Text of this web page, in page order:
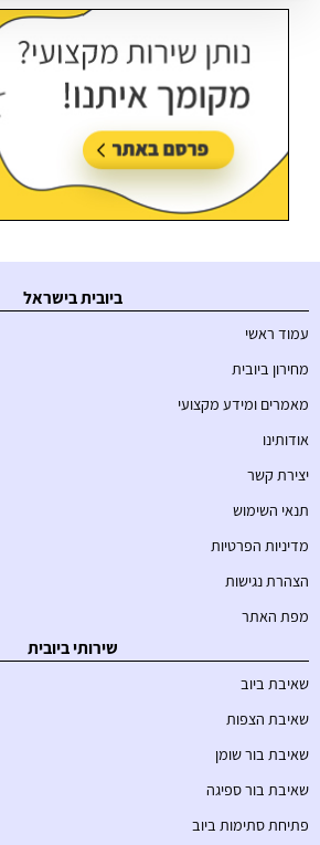
ביובית בישראל
עמוד ראשי
מחירון ביובית
מאמרים ומידע מקצועי
אודותינו
יצירת קשר
תנאי השימוש
מדיניות הפרטיות
הצהרת נגישות
מפת האתר
שירותי ביובית
שאיבת ביוב
שאיבת הצפות
שאיבת בור שומן
שאיבת בור ספיגה
פתיחת סתימות ביוב